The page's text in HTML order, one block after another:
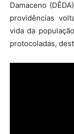
Damaceno
providências
vida da
protocoladas,